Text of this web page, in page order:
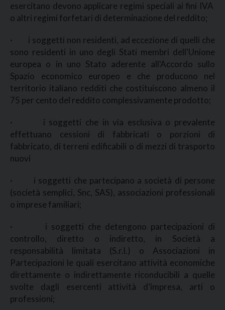
esercitano devono applicare regimi speciali ai fini IVA
o altri regimi forfetari di determinazione del reddito;
· i soggetti non residenti, ad eccezione di quelli che
sono residenti in uno degli Stati membri dell'Unione
europea o in uno Stato aderente all'Accordo sullo
Spazio economico europeo e che producono nel
territorio italiano redditi che costituiscono almeno il
75 per cento del reddito complessivamente prodotto;
· i soggetti che in via esclusiva o prevalente
effettuano cessioni di fabbricati o porzioni di
fabbricato, di terreni edificabili o di mezzi di trasporto
nuovi
· i soggetti che partecipano a società di persone
(società semplici, Snc, SAS), associazioni professionali
o imprese familiari;
· i soggetti che detengono partecipazioni di
controllo, diretto o indiretto, in Società a
responsabilità limitata (S.r.l.) o Associazioni in
Partecipazioni le quali esercitano attività economiche
direttamente o indirettamente riconducibili a quelle
svolte dagli esercenti attività d’impresa, arti o
professioni;